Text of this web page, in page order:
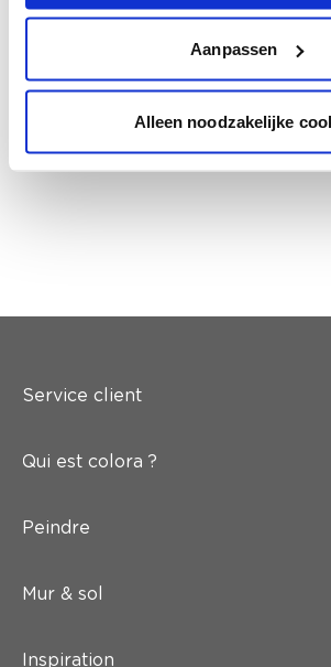
Aanpassen
Alleen noodzakelijke
l'éclairage et de votre
Obtenez un contrôle
Service client
Qui est colora ?
Peindre
Mur & sol
Inspiration